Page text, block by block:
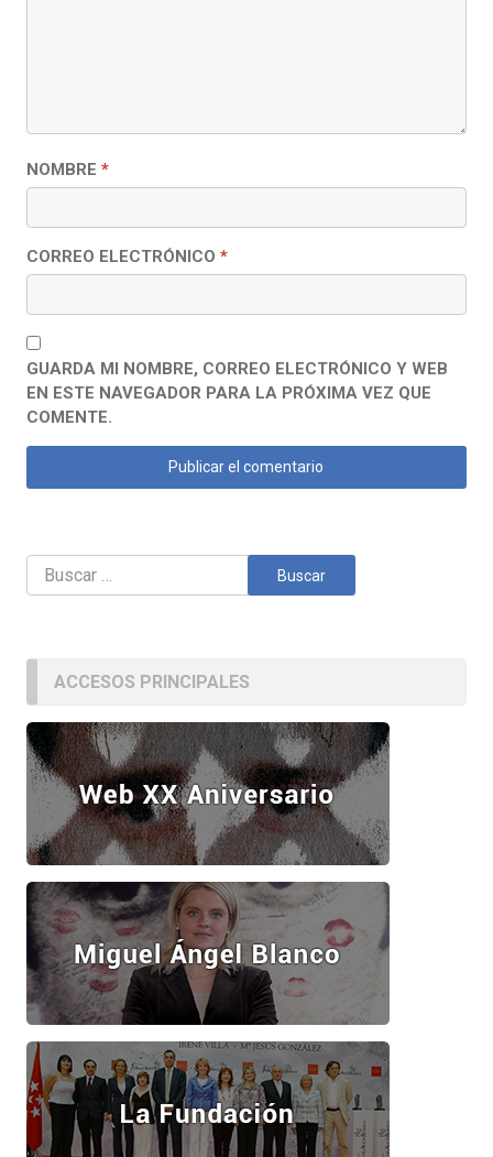
NOMBRE *
CORREO ELECTRÓNICO *
GUARDA MI NOMBRE, CORREO ELECTRÓNICO Y WEB
EN ESTE NAVEGADOR PARA LA PRÓXIMA VEZ QUE
COMENTE.
Buscar:
ACCESOS PRINCIPALES